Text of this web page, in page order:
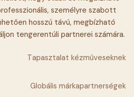
személyre szabott
hosszú távú, megbízható
tengerentúli partnerei számára.
Tapasztalat kézműveseknek
Globális márkapartnerségek